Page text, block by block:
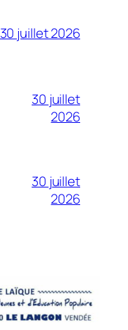
30 juillet 2026
30 juillet
2026
30 juillet
2026